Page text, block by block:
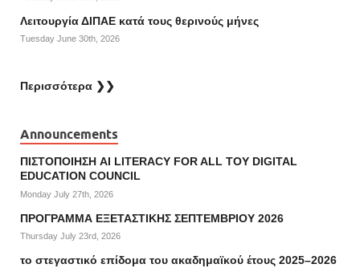
Λειτουργία ΔΙΠΑΕ κατά τους θερινούς μήνες
Tuesday June 30th, 2026
Περισσότερα ❯❯
Announcements
ΠΙΣΤΟΠΟΙΗΣΗ AI LITERACY FOR ALL ΤΟΥ DIGITAL
EDUCATION COUNCIL
Monday July 27th, 2026
ΠΡΟΓΡΑΜΜΑ ΕΞΕΤΑΣΤΙΚΗΣ ΣΕΠΤΕΜΒΡΙΟΥ 2026
Thursday July 23rd, 2026
το στεγαστικό επίδομα του ακαδημαϊκού έτους 2025–2026